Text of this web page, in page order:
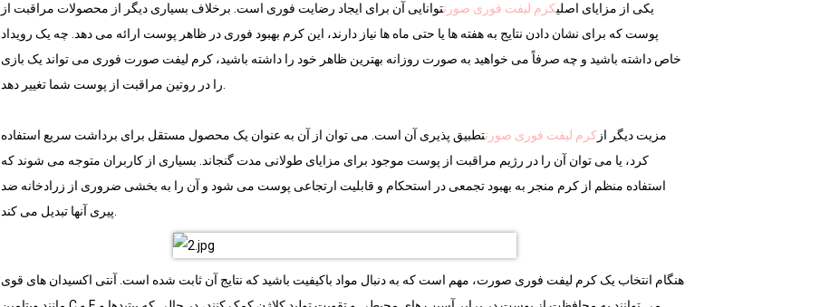
یکی از مزایای اصلیکرم لیفت فوری صورتتوانایی آن برای ایجاد رضایت فوری است. برخلاف بسیاری دیگر از محصولات مراقبت از
پوست که برای نشان دادن نتایج به هفته ها یا حتی ماه ها نیاز دارند، این کرم بهبود فوری در ظاهر پوست ارائه می دهد. چه یک رویداد
خاص داشته باشید و چه صرفاً می خواهید به صورت روزانه بهترین ظاهر خود را داشته باشید، کرم لیفت صورت فوری می تواند یک بازی
را در روتین مراقبت از پوست شما تغییر دهد.
مزیت دیگر از کرم لیفت فوری صورتتطبیق پذیری آن است. می توان از آن به عنوان یک محصول مستقل برای برداشت سریع استفاده
کرد، یا می توان آن را در رژیم مراقبت از پوست موجود برای مزایای طولانی مدت گنجاند. بسیاری از کاربران متوجه می شوند که
استفاده منظم از کرم منجر به بهبود تجمعی در استحکام و قابلیت ارتجاعی پوست می شود و آن را به بخشی ضروری از زرادخانه ضد
پیری آنها تبدیل می کند.
هنگام انتخاب یک کرم لیفت فوری صورت، مهم است که به دنبال مواد باکیفیت باشید که نتایج آن ثابت شده است. آنتی اکسیدان های قوی